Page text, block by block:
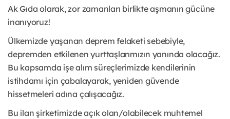
Ak Gıda olarak, zor zamanları birlikte aşmanın gücüne
inanıyoruz!
Ülkemizde yaşanan deprem felaketi sebebiyle,
depremden etkilenen yurttaşlarımızın yanında olacağız.
Bu kapsamda işe alım süreçlerimizde kendilerinin
istihdamı için çabalayarak, yeniden güvende
hissetmeleri adına çalışacağız.
Bu ilan şirketimizde açık olan/olabilecek muhtemel